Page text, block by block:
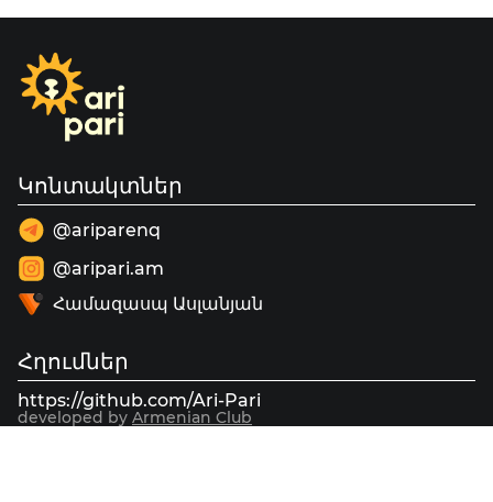
Կոնտակտներ
@ariparenq
@aripari.am
Համազասպ Ասլանյան
Հղումներ
https://github.com/Ari-Pari
developed by Armenian Club